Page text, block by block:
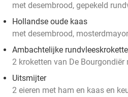
met desembrood, gepekeld
Hollandse oude kaas
met desembrood,
Ambachtelijke
2 kroketten van De
Uitsmijter
2 eieren met ham en kaas en